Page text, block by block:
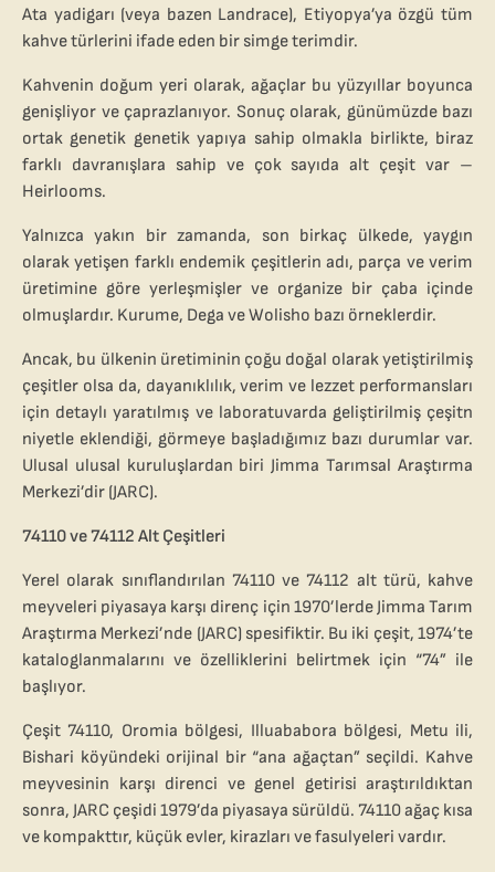
Ata yadigarı (veya bazen Landrace), Etiyopya’ya özgü tüm
kahve türlerini ifade eden bir simge terimdir.
Kahvenin doğum yeri olarak, ağaçlar bu yüzyıllar boyunca
genişliyor ve çaprazlanıyor. Sonuç olarak, günümüzde bazı
ortak genetik genetik yapıya sahip olmakla birlikte, biraz
farklı davranışlara sahip ve çok sayıda alt çeşit var –
Heirlooms.
Yalnızca yakın bir zamanda, son birkaç ülkede, yaygın
olarak yetişen farklı endemik çeşitlerin adı, parça ve verim
üretimine göre yerleşmişler ve organize bir çaba içinde
olmuşlardır. Kurume, Dega ve Wolisho bazı örneklerdir.
Ancak, bu ülkenin üretiminin çoğu doğal olarak yetiştirilmiş
çeşitler olsa da, dayanıklılık, verim ve lezzet performansları
için detaylı yaratılmış ve laboratuvarda geliştirilmiş çeşitn
niyetle eklendiği, görmeye başladığımız bazı durumlar var.
Ulusal ulusal kuruluşlardan biri Jimma Tarımsal Araştırma
Merkezi’dir (JARC).
74110 ve 74112 Alt Çeşitleri
Yerel olarak sınıflandırılan 74110 ve 74112 alt türü, kahve
meyveleri piyasaya karşı direnç için 1970’lerde Jimma Tarım
Araştırma Merkezi’nde (JARC) spesifiktir. Bu iki çeşit, 1974’te
kataloglanmalarını ve özelliklerini belirtmek için “74” ile
başlıyor.
Çeşit 74110, Oromia bölgesi, Illuababora bölgesi, Metu ili,
Bishari köyündeki orijinal bir “ana ağaçtan” seçildi. Kahve
meyvesinin karşı direnci ve genel getirisi araştırıldıktan
sonra, JARC çeşidi 1979’da piyasaya sürüldü. 74110 ağaç kısa
ve kompakttır, küçük evler, kirazları ve fasulyeleri vardır.